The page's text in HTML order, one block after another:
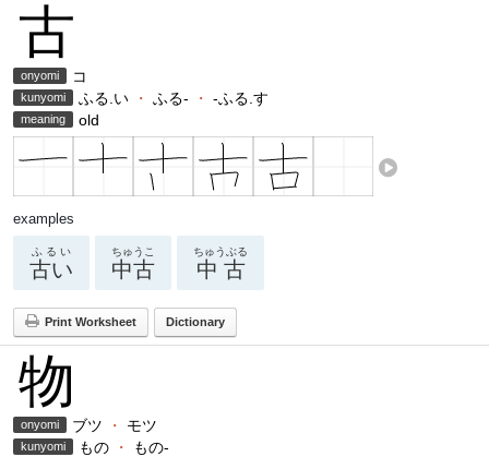
古
onyomi コ
kunyomi ふる.い ・ ふる- ・ -ふる.す
meaning old
examples
古い
ふるい
中古
ちゅうこ
中古
ちゅうぶる
Print Worksheet Dictionary
物
onyomi ブツ ・ モツ
kunyomi もの ・ もの-